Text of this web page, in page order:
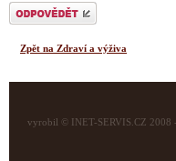
Odeslat odpověď
Zpět na Zdraví a výživa
vyrobil © INET-SERVIS.CZ 2008